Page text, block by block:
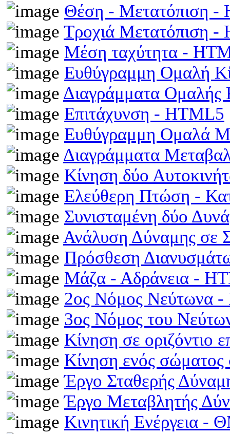
Θέση - Μετατόπιση -
Τροχιά Μετατόπιση -
Μέση ταχύτητα -
Ευθύγραμμη Ομαλή
Διαγράμματα
Επιτάχυνση - HTML5
Ευθύγραμμη Ομαλά
Διαγράμματα
Κίνηση δύο
Ελεύθερη Πτώση -
Συνισταμένη δύο
Ανάλυση Δύναμης σε
Πρόσθεση
Μάζα - Αδράνεια -
2ος Νόμος Νεύτωνα
3ος Νόμος του
Κίνηση σε οριζόντιο
Κίνηση ενός
Έργο Σταθερής
Έργο Μεταβλητής
Κινητική Ενέργεια